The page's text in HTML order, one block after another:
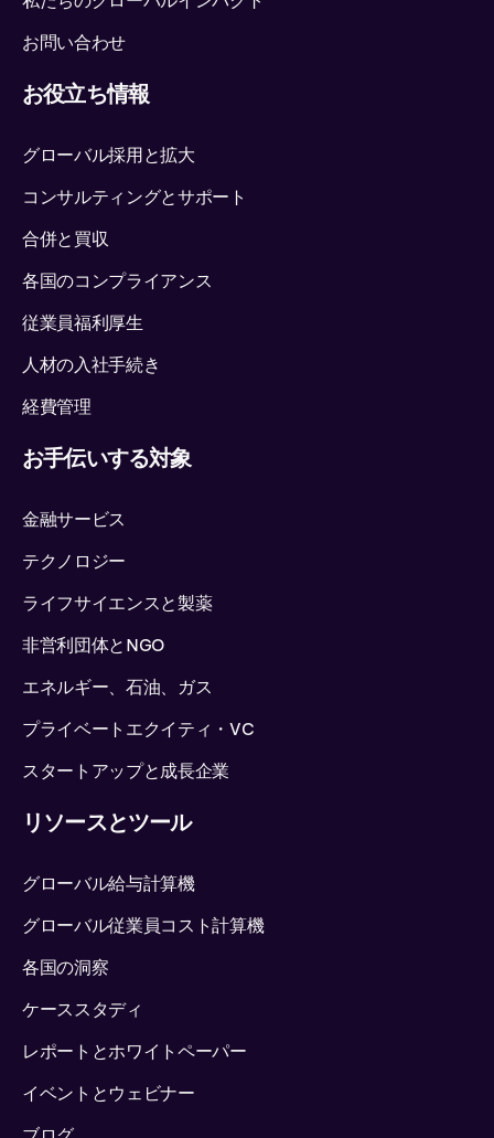
お問い合わせ
お役立ち情報
グローバル採用と拡大
コンサルティングとサポート
合併と買収
各国のコンプライアンス
従業員福利厚生
人材の入社手続き
経費管理
お手伝いする対象
金融サービス
テクノロジー
ライフサイエンスと製薬
非営利団体とNGO
エネルギー、石油、ガス
プライベートエクイティ・VC
スタートアップと成長企業
リソースとツール
グローバル給与計算機
グローバル従業員コスト計算機
各国の洞察
ケーススタディ
レポートとホワイトペーパー
イベントとウェビナー